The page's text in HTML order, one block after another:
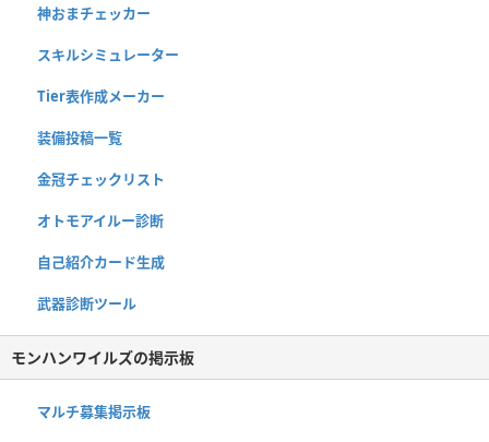
神おまチェッカー
スキルシミュレーター
Tier表作成メーカー
装備投稿一覧
金冠チェックリスト
オトモアイルー診断
自己紹介カード生成
武器診断ツール
モンハンワイルズの掲示板
マルチ募集掲示板